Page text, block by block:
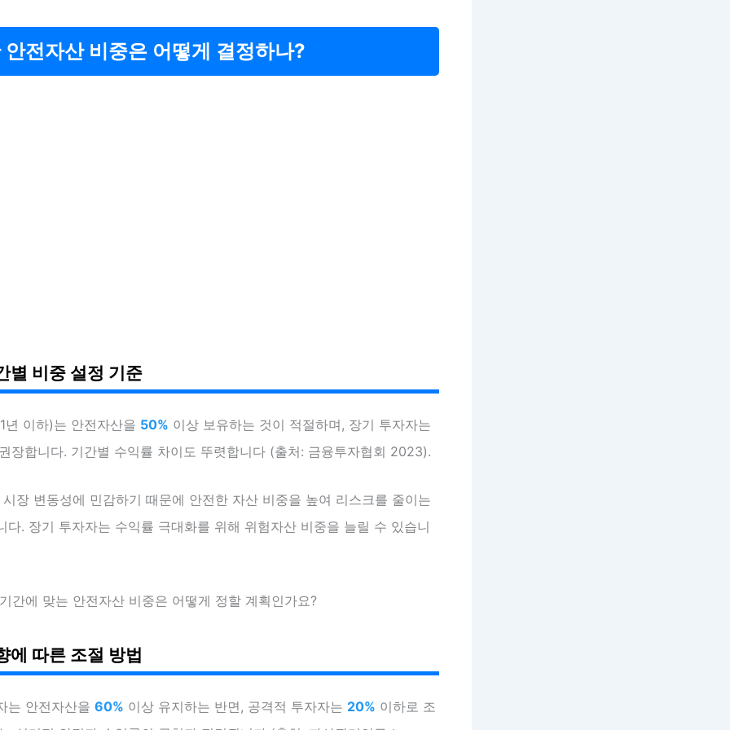
안전자산 비중은 어떻게 결정하나?
별 비중 설정 기준
년 이하)는 안전자산을 50% 이상 보유하는 것이 적절하며, 장기 투자자는
장합니다. 기간별 수익률 차이도 뚜렷합니다 (출처: 금융투자협회 2023).
장 변동성에 민감하기 때문에 안전한 자산 비중을 높여 리스크를 줄이는
다. 장기 투자자는 수익률 극대화를 위해 위험자산 비중을 늘릴 수 있습니
간에 맞는 안전자산 비중은 어떻게 정할 계획인가요?
에 따른 조절 방법
는 안전자산을 60% 이상 유지하는 반면, 공격적 투자자는 20% 이하로 조